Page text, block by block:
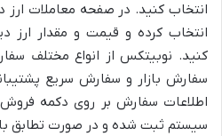
انتخاب کنید. در صفحه معاملات
انتخاب کرده و قیمت و مقدار ارز
کنید. نوبیتکس از انواع مختلف
سفارش بازار و سفارش سریع
اطلاعات سفارش بر روی دکمه
سیستم ثبت شده و در صورت تطابق با